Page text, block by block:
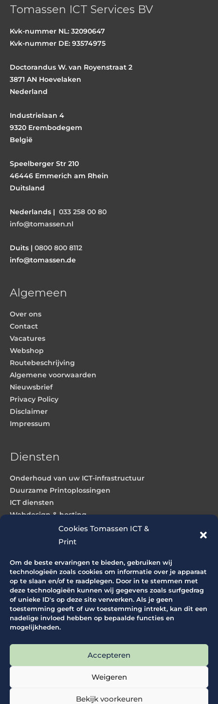
Cookies Tomassen ICT &
Print
Om de beste ervaringen te bieden, gebruiken wij
technologieën zoals cookies om informatie over je apparaat
op te slaan en/of te raadplegen. Door in te stemmen met
deze technologieën kunnen wij gegevens zoals surfgedrag
of unieke ID's op deze site verwerken. Als je geen
toestemming geeft of uw toestemming intrekt, kan dit een
nadelige invloed hebben op bepaalde functies en
mogelijkheden.
Accepteren
Weigeren
Bekijk voorkeuren
Tomassen ICT Services BV
Kvk-nummer NL: 32090647
Kvk-nummer DE: 93574975
Doctorandus W. van Royenstraat 2
3871 AN Hoevelaken
Nederland
Industrielaan 4
9320 Erembodegem
België
Speelberger Str 210
46446 Emmerich am Rhein
Duitsland
Nederlands | 033 258 00 80
info@tomassen.nl
Duits | 0800 800 8112
info@tomassen.de
Algemeen
Over ons
Contact
Vacatures
Webshop
Routebeschrijving
Algemene voorwaarden
Nieuwsbrief
Privacy Policy
Disclaimer
Impressum
Diensten
Onderhoud van uw ICT-infrastructuur
Duurzame Printoplossingen
ICT diensten
Webdesign & hosting
Producten
ICT producten
Grootformaat printers
Grootformaat scanners
Productie printers
Office printers
Snijapparatuur